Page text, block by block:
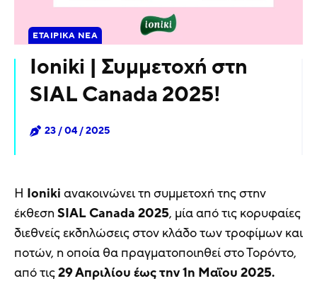
ΕΤΑΙΡΙΚΆ ΝΈΑ
Ioniki | Συμμετοχή στη
SIAL Canada 2025!
23 / 04 / 2025
Η Ioniki ανακοινώνει τη συμμετοχή της στην
έκθεση SIAL Canada 2025, μία από τις κορυφαίες
διεθνείς εκδηλώσεις στον κλάδο των τροφίμων και
ποτών, η οποία θα πραγματοποιηθεί στο Τορόντο,
από τις29 Απριλίου έως την 1η Μαΐου 2025.